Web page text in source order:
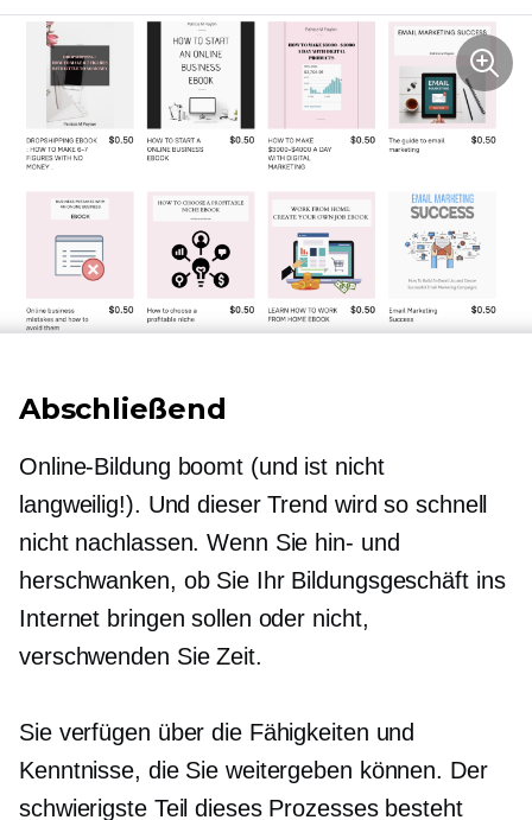
Abschließend
Online-Bildung boomt (und ist nicht
langweilig!). Und dieser Trend wird so schnell
nicht nachlassen. Wenn Sie hin- und
herschwanken, ob Sie Ihr Bildungsgeschäft ins
Internet bringen sollen oder nicht,
verschwenden Sie Zeit.
Sie verfügen über die Fähigkeiten und
Kenntnisse, die Sie weitergeben können. Der
schwierigste Teil dieses Prozesses besteht